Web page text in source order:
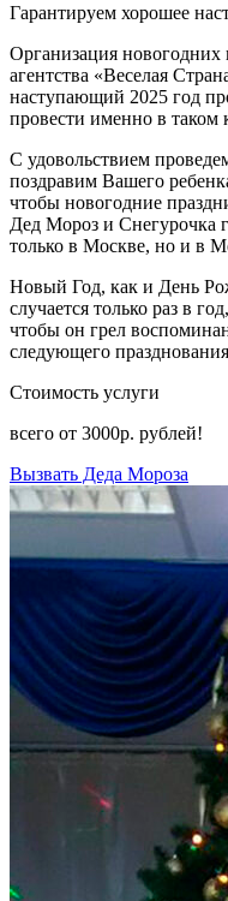
Гарантируем хорошее
Организация новогодних
агентства «Веселая
наступающий 2025 год
провести именно в таком
С удовольствием
поздравим Вашего
чтобы новогодние
Дед Мороз и Снегурочка
только в Москве, но и в
Новый Год, как и День
случается только раз в
чтобы он грел
следующего
Стоимость услуги
всего от 3000р. рублей!
Вызвать Деда Мороза